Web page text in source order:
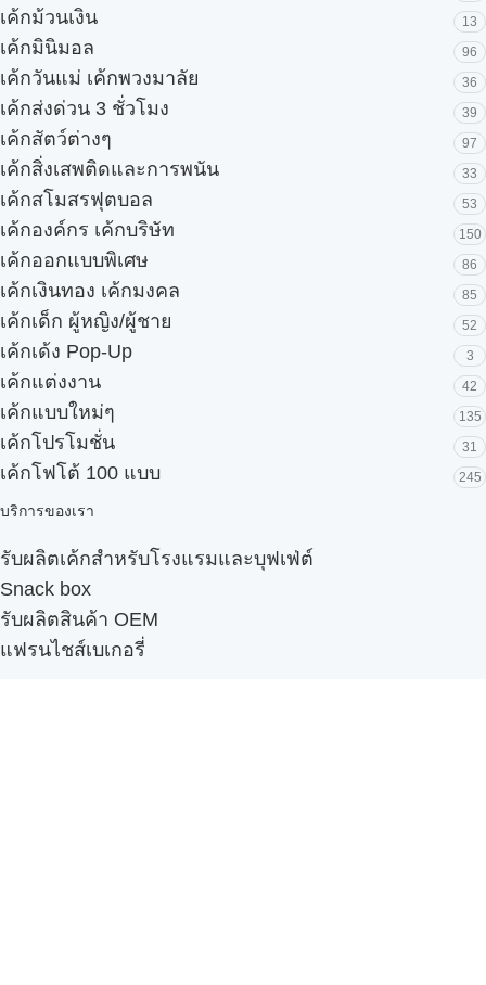
เค้กม้วนเงิน 13
เค้กมินิมอล 96
เค้กวันแม่ เค้กพวงมาลัย 36
เค้กส่งด่วน 3 ชั่วโมง 39
เค้กสัตว์ต่างๆ 97
เค้กสิ่งเสพติดและการพนัน 33
เค้กสโมสรฟุตบอล 53
เค้กองค์กร เค้กบริษัท 150
เค้กออกแบบพิเศษ 86
เค้กเงินทอง เค้กมงคล 85
เค้กเด็ก ผู้หญิง/ผู้ชาย 52
เค้กเด้ง Pop-Up 3
เค้กแต่งงาน 42
เค้กแบบใหม่ๆ 135
เค้กโปรโมชั่น 31
เค้กโฟโต้ 100 แบบ 245
บริการของเรา
รับผลิตเค้กสำหรับโรงแรมและบุฟเฟ่ต์
Snack box
รับผลิตสินค้า OEM
แฟรนไชส์เบเกอรี่